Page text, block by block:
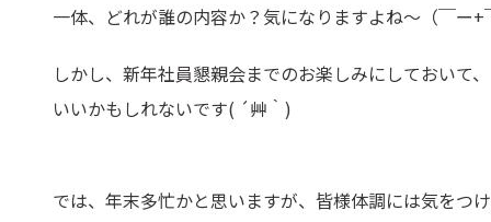
一体、どれが誰の内容か？気になりますよね～（￣ー
しかし、新年社員懇親会までのお楽しみにしておいて
いいかもしれないです( ´艸｀)
では、年末多忙かと思いますが、皆様体調には気をつ